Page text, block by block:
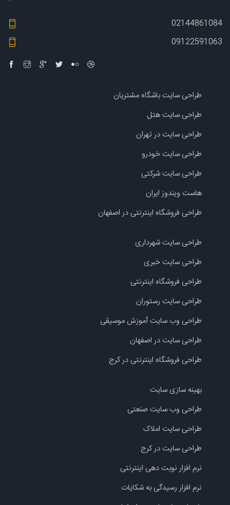
02144861084
09122591063
طراحی سایت باشگاه مشتریان
طراحی سایت هتل
طراحی سایت در تهران
طراحی سایت خودرو
طراحی سایت شرکتی
هاست ویندوز ایران
طراحی فروشگاه اینترنتی در اصفهان
طراحی سایت شهرداری
طراحی سایت خبری
طراحی فروشگاه اینترنتی
طراحی سایت رستوران
طراحی وب سایت آموزش موسیقی
طراحی سایت در اصفهان
طراحی فروشگاه اینترنتی در کرج
بهینه سازی سایت
طراحی وب سایت صنعتی
طراحی سایت املاک
طراحی سایت در کرج
نرم افزار نوبت دهی اینترنتی
نرم افزار رسیدگی به شکایات